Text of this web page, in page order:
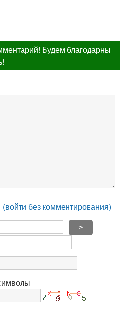
Будем благодарны
(войти без комментирования)
>